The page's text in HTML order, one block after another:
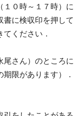
１０時～１７時）に
書に検収印を押して
ください．
尾さん）のところに
限があります）．